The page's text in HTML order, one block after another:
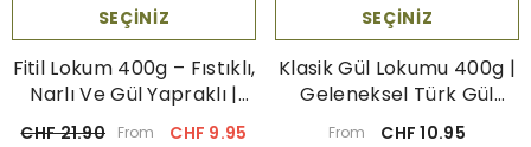
SEÇINIZ
Fitil Lokum 400g – Fıstıklı,
Narlı Ve Gül Yapraklı |
Türk Lokumu
CHF 21.90 From CHF 9.95
SEÇINIZ
Klasik Gül Lokumu 400g |
Geleneksel Türk Gül
Lokumu
From CHF 10.95